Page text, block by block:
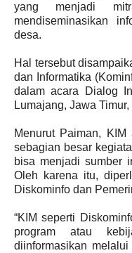
yang menjadi
mendiseminasikan
desa.
Hal tersebut
dan Informatika
dalam acara Dialog
Lumajang, Jawa
Menurut Paiman,
sebagian besar
bisa menjadi sumber
Oleh karena itu,
Diskominfo dan
“KIM seperti
program atau
diinformasikan